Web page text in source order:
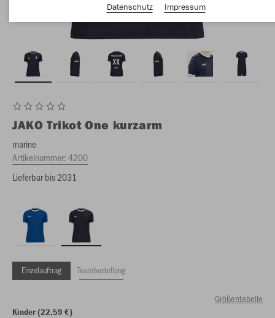
JAKO Trikot One kurzarm
marine
Artikelnummer:4200
Lieferbar bis 2031
Einzelauftrag Teambestellung
Größentabelle
Kinder (22,59 €)
Datenschutz
Impressum